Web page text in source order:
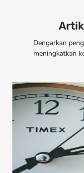
Dengarkan
meningkatkan